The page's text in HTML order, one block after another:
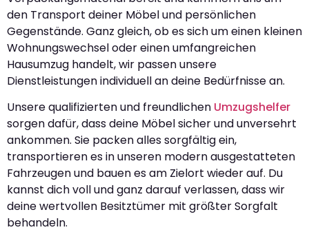
den Transport deiner Möbel und persönlichen
Gegenstände. Ganz gleich, ob es sich um einen kleinen
Wohnungswechsel oder einen umfangreichen
Hausumzug handelt, wir passen unsere
Dienstleistungen individuell an deine Bedürfnisse an.
Unsere qualifizierten und freundlichen Umzugshelfer
sorgen dafür, dass deine Möbel sicher und unversehrt
ankommen. Sie packen alles sorgfältig ein,
transportieren es in unseren modern ausgestatteten
Fahrzeugen und bauen es am Zielort wieder auf. Du
kannst dich voll und ganz darauf verlassen, dass wir
deine wertvollen Besitztümer mit größter Sorgfalt
behandeln.